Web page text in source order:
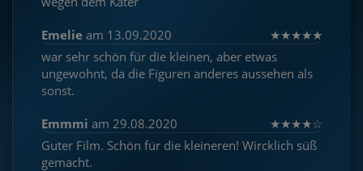
Emelie am 13.09.2020 ★★★★★
war sehr schön für die kleinen, aber etwas
ungewohnt, da die Figuren anderes aussehen als
sonst.
Emmmi am 29.08.2020 ★★★★☆
Guter Film. Schön für die kleineren! Wircklich süß
gemacht.